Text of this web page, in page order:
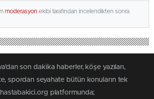
moderasyon ekibi tarafından incelendikten sonra
son dakika haberler, köşe yazıları,
spordan seyahate bütün konuların tek
platformunda;